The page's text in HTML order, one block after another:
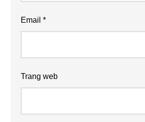
Email*
Trang web